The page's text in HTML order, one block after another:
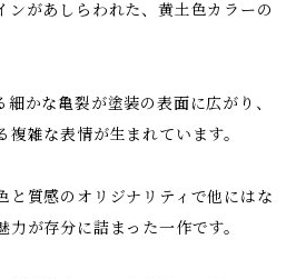
ンがあしらわれた、黄土色カラーの
かな亀裂が塗装の表面に広がり、
雑な表情が生まれています。
と質感のオリジナリティで他にはな
が存分に詰まった一作です。